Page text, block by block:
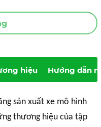
hiệu Hướng dẫn
sản xuất xe mô hình
thương hiệu của tập